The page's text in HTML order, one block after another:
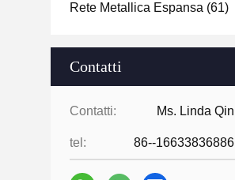
Rete Metallica Espansa (61)
Contatti
Contatti: Ms. Linda Qin
tel: 86--16633836886